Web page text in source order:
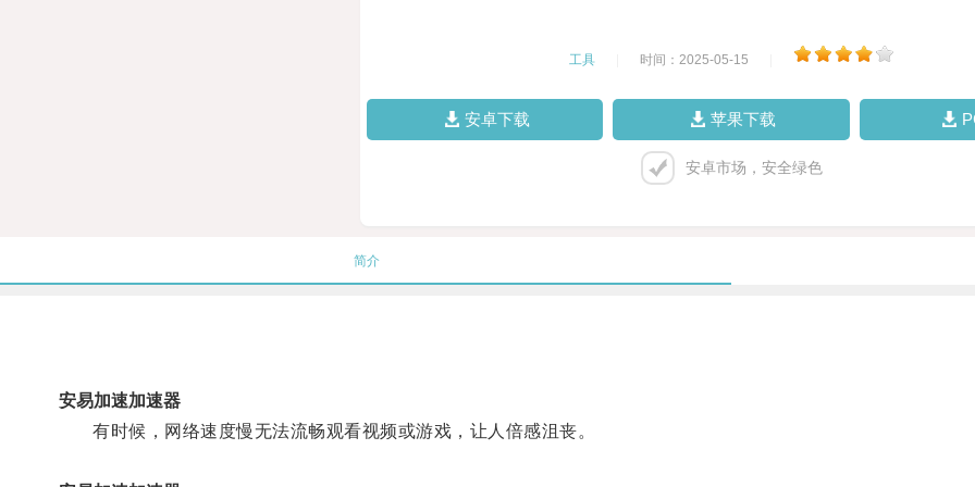
工具 时间：2025-05-15
安卓下载 苹果下载
安卓市场，安全绿色
简介
安易加速加速器
有时候，网络速度慢无法流畅观看视频或游戏，让人倍感沮丧。